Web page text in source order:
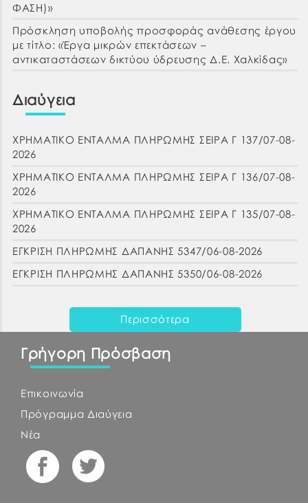
ΦΑΣΗ)»
Πρόσκληση υποβολής προσφοράς ανάθεσης έργου
με τίτλο: «Έργα μικρών επεκτάσεων –
αντικαταστάσεων δικτύου ύδρευσης Δ.Ε. Χαλκίδας»
Διαύγεια
ΧΡΗΜΑΤΙΚΟ ΕΝΤΑΛΜΑ ΠΛΗΡΩΜΗΣ ΣΕΙΡΑ Γ 137/07-08-
2026
ΧΡΗΜΑΤΙΚΟ ΕΝΤΑΛΜΑ ΠΛΗΡΩΜΗΣ ΣΕΙΡΑ Γ 136/07-08-
2026
ΧΡΗΜΑΤΙΚΟ ΕΝΤΑΛΜΑ ΠΛΗΡΩΜΗΣ ΣΕΙΡΑ Γ 135/07-08-
2026
ΕΓΚΡΙΣΗ ΠΛΗΡΩΜΗΣ ΔΑΠΑΝΗΣ 5347/06-08-2026
ΕΓΚΡΙΣΗ ΠΛΗΡΩΜΗΣ ΔΑΠΑΝΗΣ 5350/06-08-2026
Περισσότερα
Γρήγορη Πρόσβαση
Επικοινωνία
Πρόγραμμα Διαύγεια
Νέα